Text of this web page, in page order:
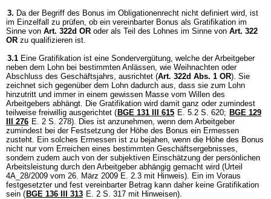
3. Da der Begriff des Bonus im Obligationenrecht nicht definiert wird, ist
im Einzelfall zu prüfen, ob ein vereinbarter Bonus als Gratifikation im
Sinne von Art. 322d OR oder als Teil des Lohnes im Sinne von Art. 322
OR zu qualifizieren ist.
3.1 Eine Gratifikation ist eine Sondervergütung, welche der Arbeitgeber
neben dem Lohn bei bestimmten Anlässen, wie Weihnachten oder
Abschluss des Geschäftsjahrs, ausrichtet (Art. 322d Abs. 1 OR). Sie
zeichnet sich gegenüber dem Lohn dadurch aus, dass sie zum Lohn
hinzutritt und immer in einem gewissen Masse vom Willen des
Arbeitgebers abhängt. Die Gratifikation wird damit ganz oder zumindest
teilweise freiwillig ausgerichtet ( BGE 131 III 615 E. 5.2 S. 620; BGE 129
III 276 E. 2 S. 278). Dies ist anzunehmen, wenn dem Arbeitgeber
zumindest bei der Festsetzung der Höhe des Bonus ein Ermessen
zusteht. Ein solches Ermessen ist zu bejahen, wenn die Höhe des Bonus
nicht nur vom Erreichen eines bestimmten Geschäftsergebnisses,
sondern zudem auch von der subjektiven Einschätzung der persönlichen
Arbeitsleistung durch den Arbeitgeber abhängig gemacht wird (Urteil
4A_28/2009 vom 26. März 2009 E. 2.3 mit Hinweis). Ein im Voraus
festgesetzter und fest vereinbarter Betrag kann daher keine Gratifikation
sein ( BGE 136 III 313 E. 2 S. 317 mit Hinweisen).